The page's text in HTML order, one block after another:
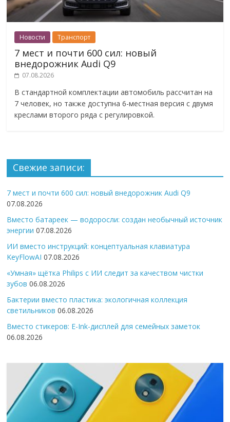
Новости Транспорт
7 мест и почти 600 сил: новый
внедорожник Audi Q9
07.08.2026
В стандартной комплектации автомобиль рассчитан на
7 человек, но также доступна 6-местная версия с двумя
креслами второго ряда с регулировкой.
Свежие записи:
7 мест и почти 600 сил: новый внедорожник Audi Q9
07.08.2026
Вместо батареек — водоросли: создан необычный источник
энергии 07.08.2026
ИИ вместо инструкций: концептуальная клавиатура
KeyFlowAI 07.08.2026
«Умная» щётка Philips с ИИ следит за качеством чистки
зубов 06.08.2026
Бактерии вместо пластика: экологичная коллекция
светильников 06.08.2026
Вместо стикеров: E-Ink-дисплей для семейных заметок
06.08.2026